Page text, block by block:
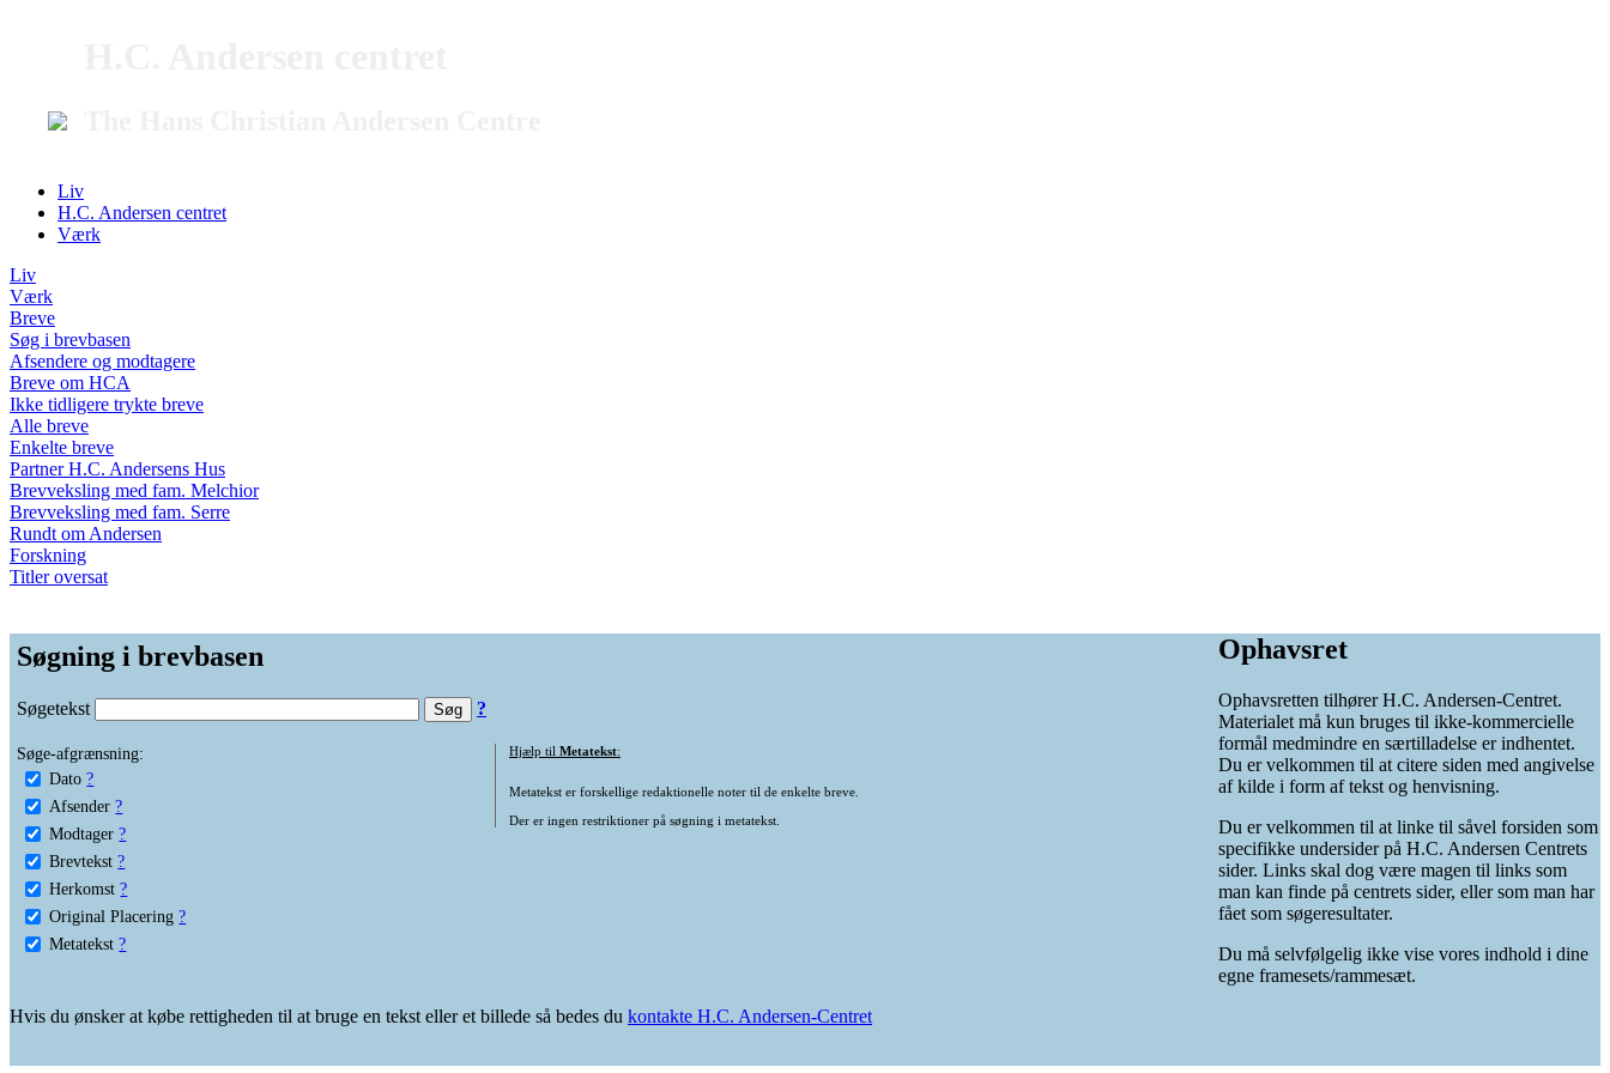
Liv
H.C. Andersen centret
Værk
Liv
Værk
Breve
Søg i brevbasen
Afsendere og modtagere
Breve om HCA
Ikke tidligere trykte breve
Alle breve
Enkelte breve
Partner H.C. Andersens Hus
Brevveksling med fam. Melchior
Brevveksling med fam. Serre
Rundt om Andersen
Forskning
Titler oversat
Søgning i brevbasen
Søgetekst ?
Søge-afgrænsning:
Dato ?
Afsender ?
Modtager ?
Brevtekst ?
Herkomst ?
Original Placering ?
Metatekst ?
Hjælp til Metatekst:
Metatekst er forskellige redaktionelle noter til de enkelte breve.
Der er ingen restriktioner på søgning i metatekst.
Ophavsret
Ophavsretten tilhører H.C. Andersen-Centret.
Materialet må kun bruges til ikke-kommercielle
formål medmindre en særtilladelse er indhentet.
Du er velkommen til at citere siden med angivelse
af kilde i form af tekst og henvisning.
Du er velkommen til at linke til såvel forsiden som
specifikke undersider på H.C. Andersen Centrets
sider. Links skal dog være magen til links som
man kan finde på centrets sider, eller som man har
fået som søgeresultater.
Du må selvfølgelig ikke vise vores indhold i dine
egne framesets/rammesæt.
Hvis du ønsker at købe rettigheden til at bruge en tekst eller et billede så bedes du kontakte H.C. Andersen-Centret